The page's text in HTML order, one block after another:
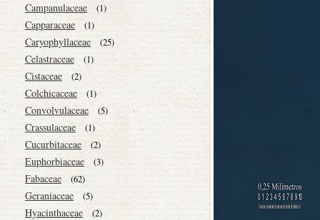
Campanulaceae (1)
Capparaceae (1)
Caryophyllaceae (25)
Celastraceae (1)
Cistaceae (2)
Colchicaceae (1)
Convolvulaceae (5)
Crassulaceae (1)
Cucurbitaceae (2)
Euphorbiaceae (3)
Fabaceae (62)
Geraniaceae (5)
Hyacinthaceae (2)